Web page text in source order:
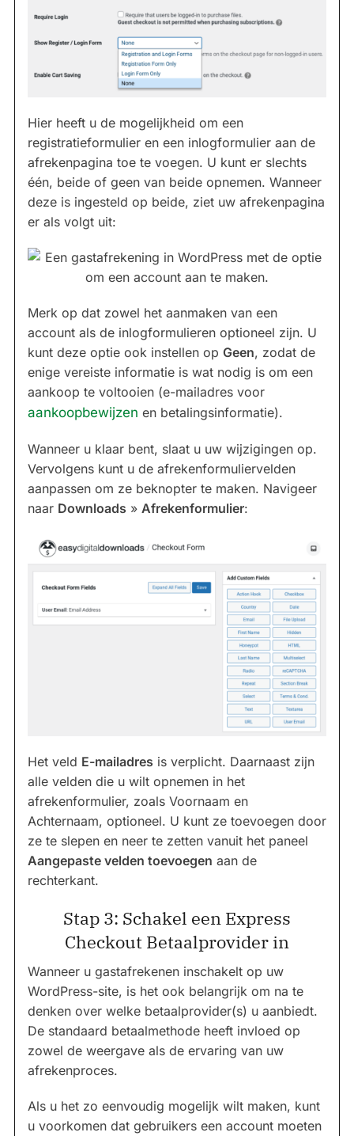
Hier heeft u de mogelijkheid om een
registratieformulier en een inlogformulier aan de
afrekenpagina toe te voegen. U kunt er slechts
één, beide of geen van beide opnemen. Wanneer
deze is ingesteld op beide, ziet uw afrekenpagina
er als volgt uit:
Merk op dat zowel het aanmaken van een
account als de inlogformulieren optioneel zijn. U
kunt deze optie ook instellen op Geen, zodat de
enige vereiste informatie is wat nodig is om een
aankoop te voltooien (e-mailadres voor
aankoopbewijzen en betalingsinformatie).
Wanneer u klaar bent, slaat u uw wijzigingen op.
Vervolgens kunt u de afrekenformuliervelden
aanpassen om ze beknopter te maken. Navigeer
naar Downloads » Afrekenformulier:
Het veld E-mailadres is verplicht. Daarnaast zijn
alle velden die u wilt opnemen in het
afrekenformulier, zoals Voornaam en
Achternaam, optioneel. U kunt ze toevoegen door
ze te slepen en neer te zetten vanuit het paneel
Aangepaste velden toevoegen aan de
rechterkant.
Stap 3: Schakel een Express
Checkout Betaalprovider in
Wanneer u gastafrekenen inschakelt op uw
WordPress-site, is het ook belangrijk om na te
denken over welke betaalprovider(s) u aanbiedt.
De standaard betaalmethode heeft invloed op
zowel de weergave als de ervaring van uw
afrekenproces.
Als u het zo eenvoudig mogelijk wilt maken, kunt
u voorkomen dat gebruikers een account moeten